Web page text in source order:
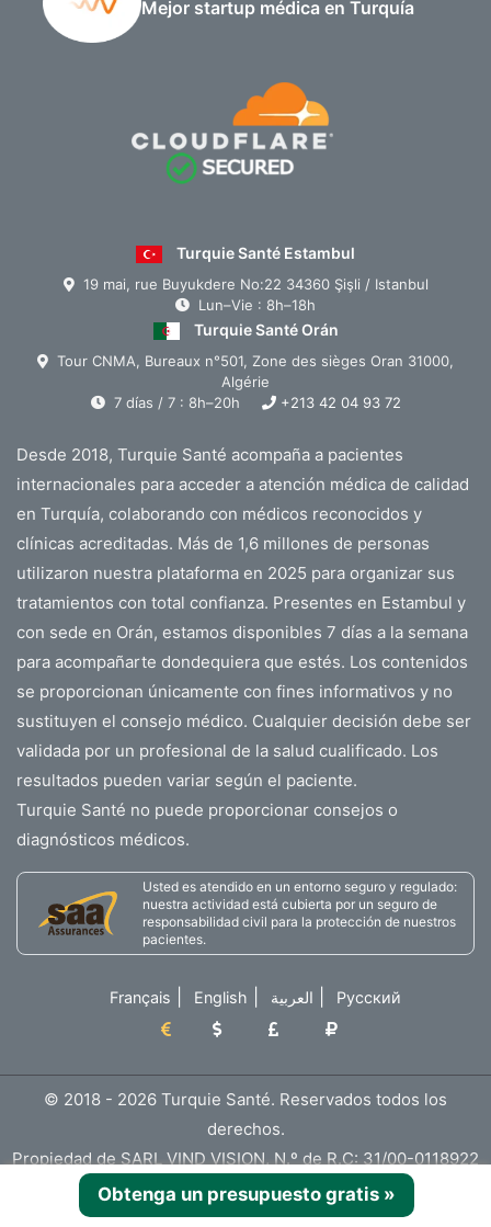
Mejor startup médica en Turquía
Turquie Santé Estambul
19 mai, rue Buyukdere No:22 34360 Şişli / Istanbul
Lun–Vie : 8h–18h
Turquie Santé Orán
Tour CNMA, Bureaux n°501, Zone des sièges Oran 31000,
Algérie
7 días / 7 : 8h–20h
+213 42 04 93 72
Desde 2018, Turquie Santé acompaña a pacientes
internacionales para acceder a atención médica de calidad
en Turquía, colaborando con médicos reconocidos y
clínicas acreditadas. Más de 1,6 millones de personas
utilizaron nuestra plataforma en 2025 para organizar sus
tratamientos con total confianza. Presentes en Estambul y
con sede en Orán, estamos disponibles 7 días a la semana
para acompañarte dondequiera que estés. Los contenidos
se proporcionan únicamente con fines informativos y no
sustituyen el consejo médico. Cualquier decisión debe ser
validada por un profesional de la salud cualificado. Los
resultados pueden variar según el paciente.
Turquie Santé no puede proporcionar consejos o
diagnósticos médicos.
Usted es atendido en un entorno seguro y regulado:
nuestra actividad está cubierta por un seguro de
responsabilidad civil para la protección de nuestros
pacientes.
Français English العربية Русский
© 2018 - 2026 Turquie Santé. Reservados todos los
derechos.
Propiedad de SARL VIND VISION, N.º de R.C: 31/00-0118922
B22
Obtenga un presupuesto gratis »